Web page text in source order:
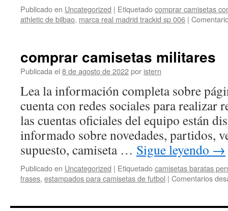
Publicado en Uncategorized | Etiquetadocomprar camisetas
athletic de bilbao, marca real madrid trackid sp 006 |
comprar camisetas militares
Publicada el 8 de agosto de 2022por istern
Lea la información completa sobre
cuenta con redes sociales para realizar
las cuentas oficiales del equipo están
informado sobre novedades, partidos,
supuesto, camiseta … Sigue leyendo →
Publicado en Uncategorized | Etiquetadocamisetas baratas
frases, estampados para camisetas de futbol | Comentarios